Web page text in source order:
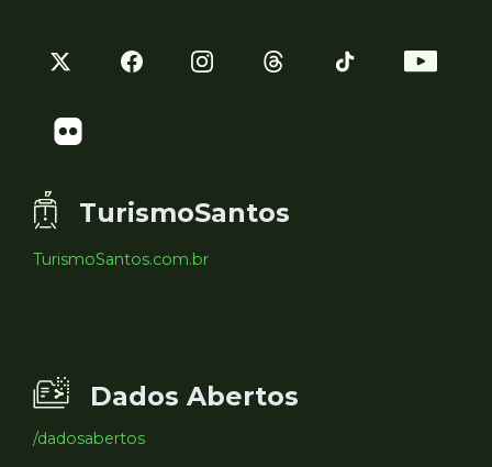
TurismoSantos
TurismoSantos.com.br
Dados Abertos
/dadosabertos